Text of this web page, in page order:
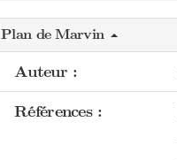
Plan de Marvin
Auteur :
Références :